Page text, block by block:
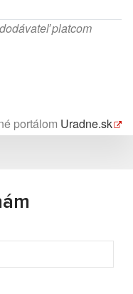
platcom
portálom Uradne.sk